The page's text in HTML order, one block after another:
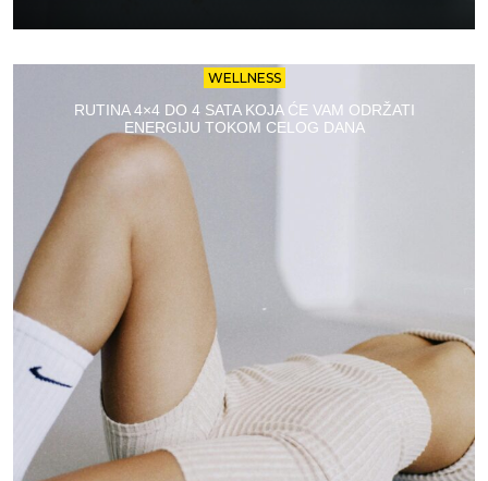
WELLNESS
RUTINA 4×4 DO 4 SATA KOJA ĆE VAM ODRŽATI
ENERGIJU TOKOM CELOG DANA